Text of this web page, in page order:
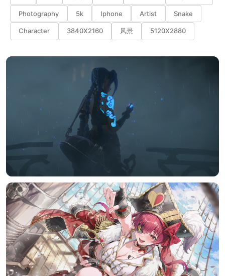
Photography 5k Iphone Artist Snake
Character 3840X2160 风景 5120X2880
查看
-- -- --
主色调
--
在主题许可下可免费使用
实时弹幕
发送弹幕
弹幕会在下方多行滚动展示；匿名发送有数量和频率限制。
加载弹幕...
正在生成支付二维码...
99.00